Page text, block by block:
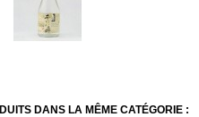
DANS LA MÊME CATÉGORIE :